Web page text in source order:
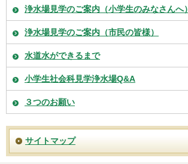
浄水場見学のご案内（小学生のみなさんへ）
浄水場見学のご案内（市民の皆様）
水道水ができるまで
小学生社会科見学浄水場Q&A
３つのお願い
サイトマップ